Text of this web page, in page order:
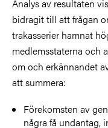
Analys av resultaten
bidragit till att frågan
trakasserier hamnat
medlemsstaterna och
om och erkännandet
att summera:
Förekomsten av
några få undantag,